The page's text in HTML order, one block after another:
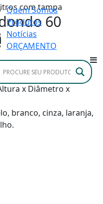
Quem Somos
Produtos
Notícias
ORÇAMENTO
60
em Plástico
de 60 litros.
x Diâmetro x
branco, cinza, laranja,